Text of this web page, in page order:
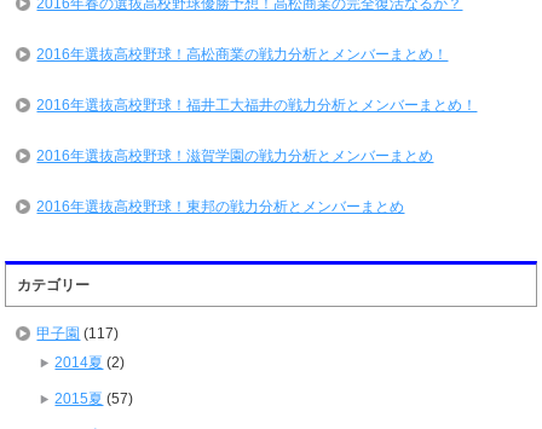
2016年選抜高校野球！高松商業の戦力分析とメンバーまとめ！
2016年選抜高校野球！福井工大福井の戦力分析とメンバーまとめ！
2016年選抜高校野球！滋賀学園の戦力分析とメンバーまとめ
2016年選抜高校野球！東邦の戦力分析とメンバーまとめ
カテゴリー
甲子園 (117)
2014夏 (2)
2015夏 (57)